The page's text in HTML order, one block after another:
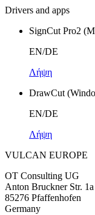
Drivers and apps
SignCut Pro2
EN/DE
Λήψη
DrawCut
EN/DE
Λήψη
VULCAN EUROPE
OT Consulting UG
Anton Bruckner Str. 1a
85276 Pfaffenhofen
Germany